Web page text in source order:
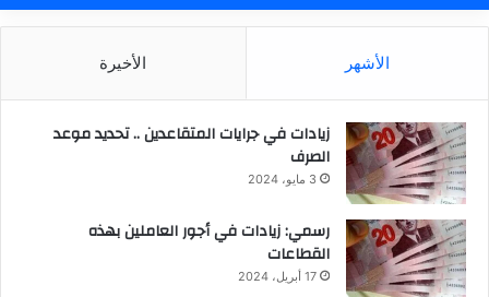
الأشهر الأخيرة
زيادات في جرايات المتقاعدين .. تحديد موعد
الصرف
3 مايو، 2024
رسمي: زيادات في أجور العاملين بهذه
القطاعات
17 أبريل، 2024